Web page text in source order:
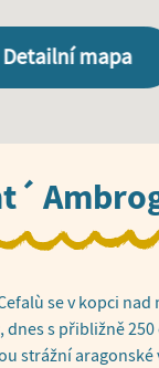
Detailní mapa
se v kopci
s přibližně
strážní aragonské